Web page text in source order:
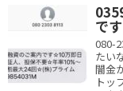
で
080-
たい
闇金
トッ